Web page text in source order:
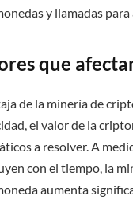
y llamadas
que
de la minería de
el valor de la
a resolver. A
con el tiempo, la
aumenta